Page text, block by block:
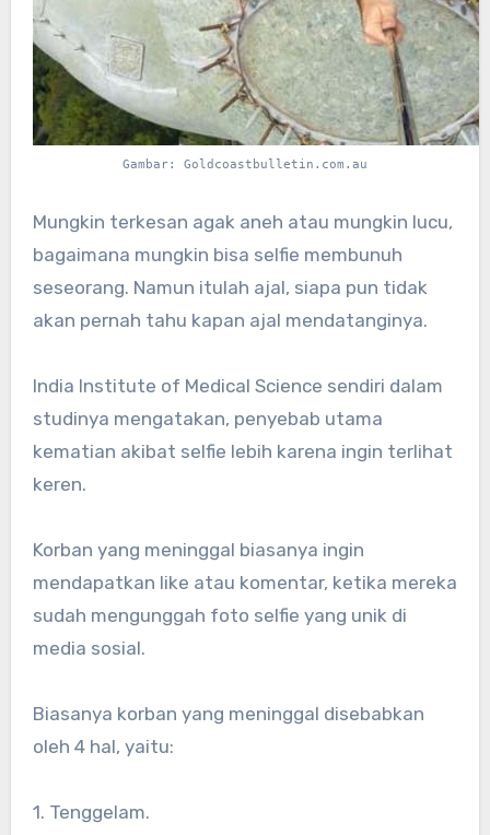
Gambar: Goldcoastbulletin.com.au
Mungkin terkesan agak aneh atau mungkin lucu,
bagaimana mungkin bisa selfie membunuh
seseorang. Namun itulah ajal, siapa pun tidak
akan pernah tahu kapan ajal mendatanginya.
India Institute of Medical Science sendiri dalam
studinya mengatakan, penyebab utama
kematian akibat selfie lebih karena ingin terlihat
keren.
Korban yang meninggal biasanya ingin
mendapatkan like atau komentar, ketika mereka
sudah mengunggah foto selfie yang unik di
media sosial.
Biasanya korban yang meninggal disebabkan
oleh 4 hal, yaitu:
1. Tenggelam.